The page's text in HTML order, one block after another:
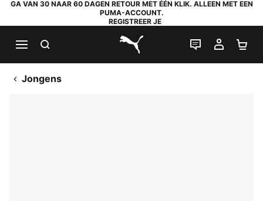
GA VAN 30 NAAR 60 DAGEN RETOUR MET ÉÉN KLIK. ALLEEN MET EEN
PUMA-ACCOUNT.
REGISTREER JE
PUMA.com
LIVE CHAT
MIJN
Jongens